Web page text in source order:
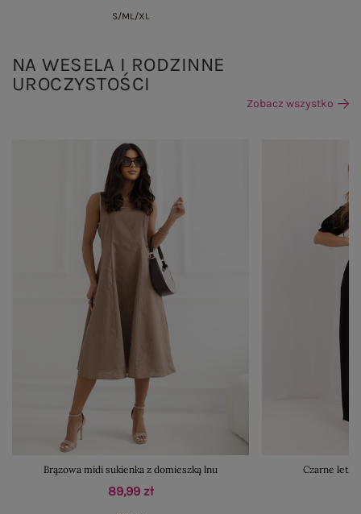
S/ML/XL
NA WESELA I RODZINNE
UROCZYSTOŚCI
Zobacz wszystko
Brązowa midi sukienka z domieszką lnu
89,99 zł
Czarne